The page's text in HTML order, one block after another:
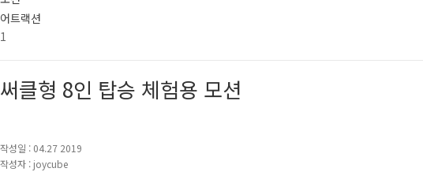
어트랙션
1
써클형 8인 탑승 체험용 모션
작성일 : 04.27 2019
작성자 : joycube